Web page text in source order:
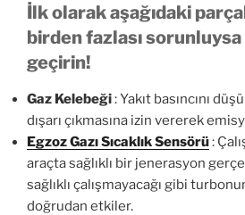
İlk olarak aşağıdaki
birden fazlası
geçirin!
Gaz Kelebeği: Yakıt basıncını
dışarı çıkmasına izin vererek
Egzoz Gazı Sıcaklık Sensörü:
araçta sağlıklı bir jenerasyon
sağlıklı çalışmayacağı gibi
doğrudan etkiler.